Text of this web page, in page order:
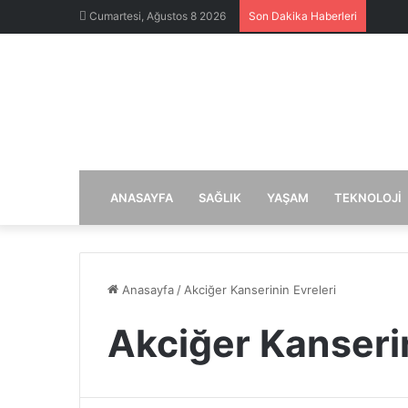
Cumartesi, Ağustos 8 2026 Son Dakika Haberleri
ANASAYFA SAĞLIK YAŞAM TEKNOLOJI
Anasayfa / Akciğer Kanserinin Evreleri
Akciğer